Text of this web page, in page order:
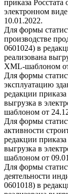
приказа
электронном
10.01.2022.
Для формы
производстве
0601024) в
реализована
XML-шаблоном
Для формы
эксплуатацию
редакции
выгрузка в
шаблоном от
Для формы
активности
редакции
выгрузка в
шаблоном от
Для формы
деятельности
0601018) в